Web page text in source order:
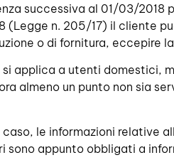
successiva al 01/03/2018
(Legge n. 205/17) il cliente
o di fornitura, eccepire
applica a utenti domestici,
almeno un punto non sia
caso, le informazioni relative
sono appunto obbligati a